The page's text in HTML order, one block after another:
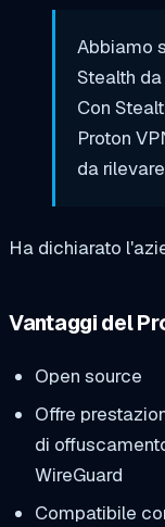
Abbiamo
Stealth
Con
Proton
da
Ha dichiarato
Vantaggi del
Open source
Offre
di
WireGuard
Compatibile